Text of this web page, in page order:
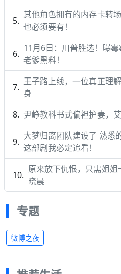
其他角色拥有的内存卡转
也必须要有！
11月6日：川普胜选！曝
老爹黑料！
王子路上线，一位真正理
身
尹峥教科书式偏袒护妻，
大梦归离团队建设了 熟悉
这部剧我必定追看！
原来放下仇恨，只需姐
晓晨
专题
微博之夜